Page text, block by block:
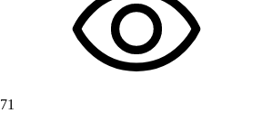
71